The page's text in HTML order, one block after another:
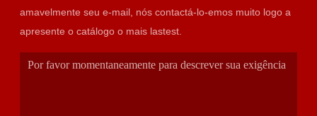
amavelmente seu e-mail, nós contactá-lo-emos muito logo a
apresente o catálogo o mais lastest.